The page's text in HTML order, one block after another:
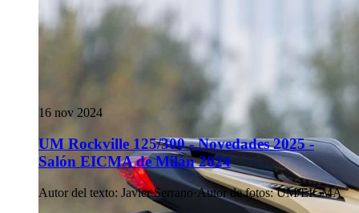
16 nov 2024
UM Rockville 125/300 - Novedades 2025 -
Salón EICMA de Milán 2024
Autor del texto: Javier Serrano·Autor de fotos: UM/EICMA